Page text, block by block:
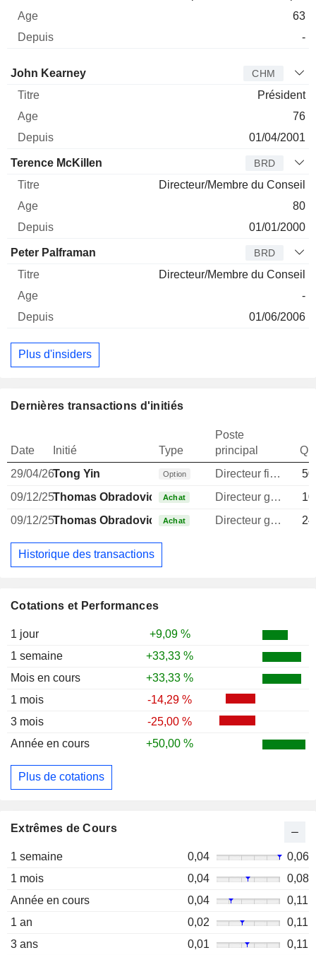
Cotations et Performances
1 jour
+9,09 %
1 semaine
+33,33 %
Mois en cours
+33,33 %
1 mois
-14,29 %
3 mois
-25,00 %
Année en cours
+50,00 %
Plus de cotations
Extrêmes de Cours
1 semaine 0,04
0,06
1 mois
0,04
0,08
Année en cours
0,04
0,11
1 an
0,02
0,11
3 ans
0,01
0,11
63
-
Administrateur
John Kearney CHM
Président
76
01/04/2001
Terence McKillen BRD
Directeur/Membre du Conseil
80
01/01/2000
Peter Palframan BRD
Directeur/Membre du Conseil
-
01/06/2006
Plus d'insiders
Dernières transactions d'initiés
Date Initié Type
Poste
principal
29/04/26Tong Yin Option Directeur financier
09/12/25Thomas Obradovich Achat Directeur general
09/12/25Thomas Obradovich Achat Directeur general
Historique des transactions